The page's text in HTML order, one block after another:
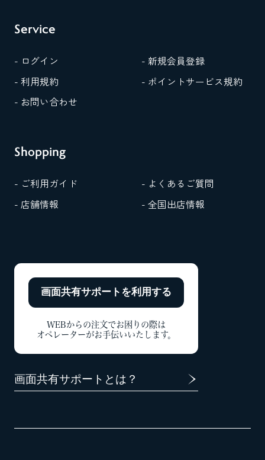
Service
- ログイン
- 新規会員登録
- 利用規約
- ポイントサービス規約
- お問い合わせ
Shopping
- ご利用ガイド
- よくあるご質問
- 店舗情報
- 全国出店情報
画面共有サポートを利用する
WEBからの注文でお困りの際は
オペレーターがお手伝いいたします。
画面共有サポートとは？